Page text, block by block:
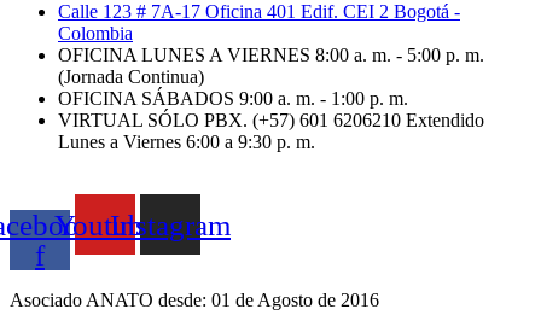
Calle 123 # 7A-17 Oficina 401 Edif. CEI 2 Bogotá -
Colombia
OFICINA LUNES A VIERNES 8:00 a. m. - 5:00 p. m.
(Jornada Continua)
OFICINA SÁBADOS 9:00 a. m. - 1:00 p. m.
VIRTUAL SÓLO PBX. (+57) 601 6206210 Extendido
Lunes a Viernes 6:00 a 9:30 p. m.
f
YoutubeInstagram
Asociado ANATO desde: 01 de Agosto de 2016